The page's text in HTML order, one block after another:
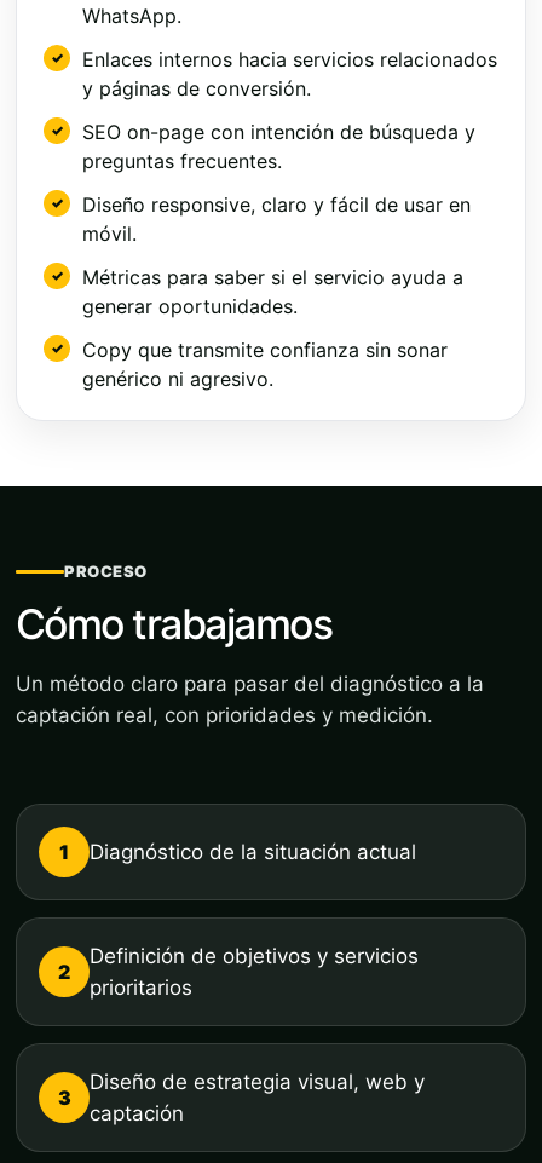
WhatsApp.
Enlaces internos hacia servicios relacionados
y páginas de conversión.
SEO on-page con intención de búsqueda y
preguntas frecuentes.
Diseño responsive, claro y fácil de usar en
móvil.
Métricas para saber si el servicio ayuda a
generar oportunidades.
Copy que transmite confianza sin sonar
genérico ni agresivo.
PROCESO
Cómo trabajamos
Un método claro para pasar del diagnóstico a la
captación real, con prioridades y medición.
1 Diagnóstico de la situación actual
2
Definición de objetivos y servicios
prioritarios
3
Diseño de estrategia visual, web y
captación